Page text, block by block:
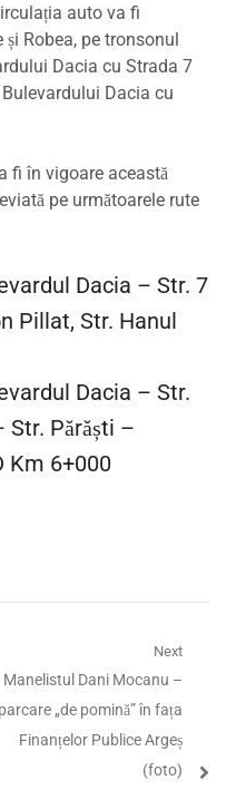
auto va fi
Robea, pe tronsonul
Dacia cu Strada 7
Dacia cu
fi în vigoare această
pe următoarele rute
Dacia – Str. 7
Pillat, Str. Hanul
Dacia – Str.
Str. Părăști –
Km 6+000
Next
Next
post:
Manelistul Dani Mocanu –
parcare „de pomină” în fața
Finanțelor Publice Argeș
(foto)